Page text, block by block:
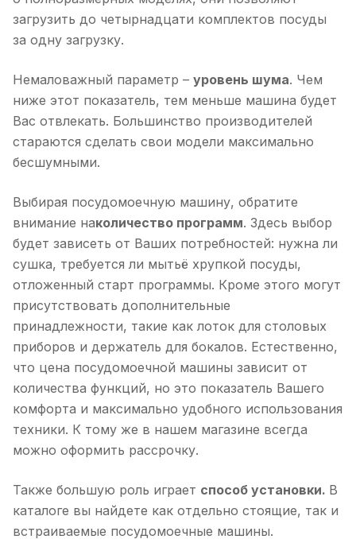
загрузить до четырнадцати комплектов посуды
за одну загрузку.
Немаловажный параметр – уровень шума. Чем
ниже этот показатель, тем меньше машина будет
Вас отвлекать. Большинство производителей
стараются сделать свои модели максимально
бесшумными.
Выбирая посудомоечную машину, обратите
внимание наколичество программ. Здесь выбор
будет зависеть от Ваших потребностей: нужна ли
сушка, требуется ли мытьё хрупкой посуды,
отложенный старт программы. Кроме этого могут
присутствовать дополнительные
принадлежности, такие как лоток для столовых
приборов и держатель для бокалов. Естественно,
что цена посудомоечной машины зависит от
количества функций, но это показатель Вашего
комфорта и максимально удобного использования
техники. К тому же в нашем магазине всегда
можно оформить рассрочку.
Также большую роль играет способ установки. В
каталоге вы найдете как отдельно стоящие, так и
встраиваемые посудомоечные машины.